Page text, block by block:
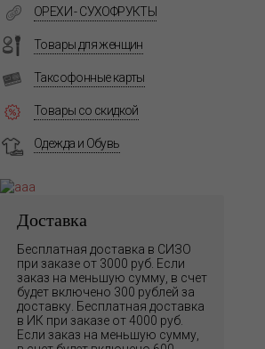
ОРЕХИ - СУХОФРУКТЫ
Товары для женщин
Таксофонные карты
Товары со скидкой
Одежда и Обувь
Доставка
Бесплатная доставка в СИЗО
при заказе от 3000 руб. Если
заказ на меньшую сумму, в счет
будет включено 300 рублей за
доставку. Бесплатная доставка
в ИК при заказе от 4000 руб.
Если заказ на меньшую сумму,